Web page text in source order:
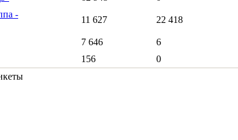
-
11 627 22 418
7 646 6
156 0